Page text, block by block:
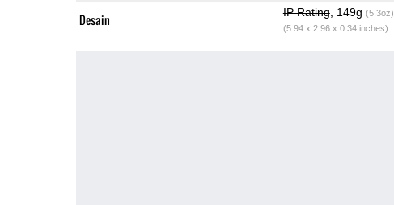
Desain IP Rating, 149g (5.3oz)
(5.94 x 2.96 x 0.34 inches)